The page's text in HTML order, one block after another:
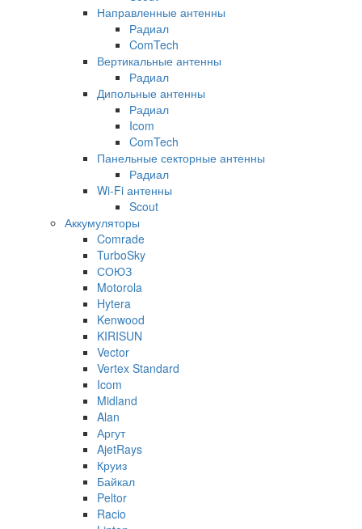
Направленные антенны
Радиал
ComTech
Вертикальные антенны
Радиал
Дипольные антенны
Радиал
Icom
ComTech
Панельные секторные антенны
Радиал
Wi-Fi антенны
Scout
Аккумуляторы
Comrade
TurboSky
СОЮЗ
Motorola
Hytera
Kenwood
KIRISUN
Vector
Vertex Standard
Icom
Midland
Alan
Аргут
AjetRays
Круиз
Байкал
Peltor
Racio